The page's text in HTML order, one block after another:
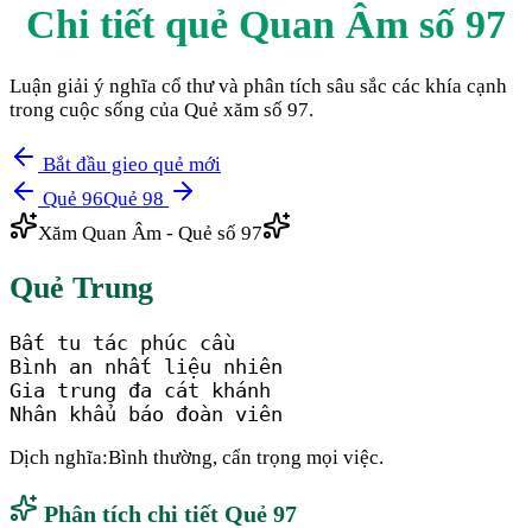
Chi tiết quẻ Quan Âm số 97
Luận giải ý nghĩa cổ thư và phân tích sâu sắc các khía cạnh
trong cuộc sống của Quẻ xăm số 97.
Bắt đầu gieo quẻ mới
Quẻ 96Quẻ 98
Xăm Quan Âm - Quẻ số 97
Quẻ Trung
Bất tu tác phúc cầu
Bình an nhất liệu nhiên
Gia trung đa cát khánh
Nhân khẩu báo đoàn viên
Dịch nghĩa:Bình thường, cẩn trọng mọi việc.
Phân tích chi tiết Quẻ 97